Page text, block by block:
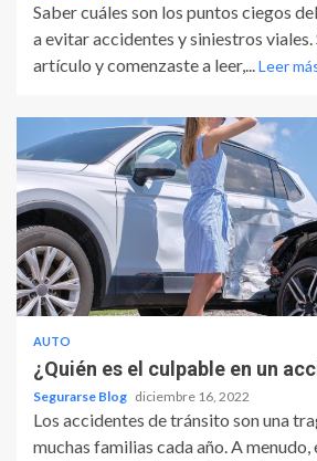
Saber cuáles son los puntos ciegos
a evitar accidentes y siniestros viales.
artículo y comenzaste a leer,...Leer
AUTO
¿Quién es el culpable en un
Segurarse Blog diciembre 16, 2022
Los accidentes de tránsito son una
muchas familias cada año. A